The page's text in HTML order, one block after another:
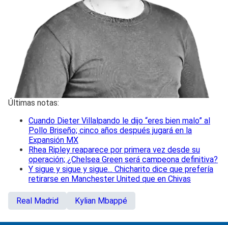
Últimas notas:
Cuando Dieter Villalpando le dijo “eres bien malo” al
Pollo Briseño; cinco años después jugará en la
Expansión MX
Rhea Ripley reaparece por primera vez desde su
operación; ¿Chelsea Green será campeona definitiva?
Y sigue y sigue y sigue... Chicharito dice que prefería
retirarse en Manchester United que en Chivas
Real Madrid Kylian Mbappé